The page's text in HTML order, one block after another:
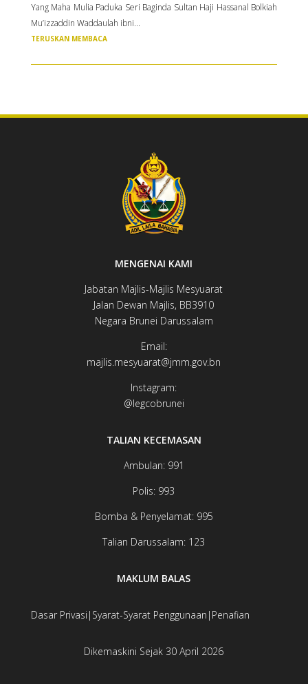
Yang Maha Mulia Paduka Seri Baginda Sultan Haji Hassanal Bolkiah
Mu’izzaddin Waddaulah ibni...
TERUSKAN MEMBACA
MENGENAI KAMI
Jabatan Majlis-Majlis Mesyuarat
Jalan Dewan ​​​​Majlis, BB3910​
Negara Brunei Darussalam
Email:
majlis.mesyuarat@jmm.gov.bn
Instagram:
@legcobrunei​​​​
TALIAN KECEMASAN
Ambulan: 991
Polis: 993
Bomba & Penyelamat: 995
Talian Darussalam: 123
MAKLUM BALAS
Dasar Privasi | Syarat-Syarat Penggunaan | Penafian
Dikemaskini Sejak 30 April 2026